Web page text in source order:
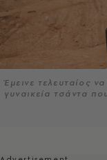
Έμεινε τελευταίος
γυναικεία τσάντα